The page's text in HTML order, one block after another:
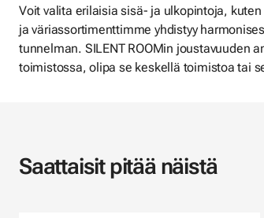
Voit valita erilaisia sisä- ja ulkopintoja,
ja väriassortimenttimme yhdistyy
tunnelman. SILENT ROOMin joustavuuden
toimistossa, olipa se keskellä toimistoa tai
Saattaisit pitää näistä